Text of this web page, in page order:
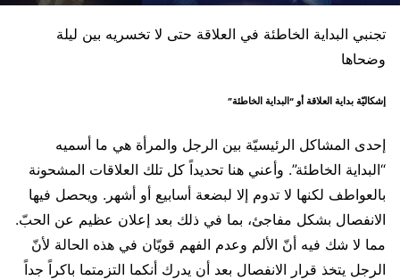
تجنبي البداية الخاطئة في العلاقة حتى لا تخسريه بين ليلة
وضحاها
إشكاليّة بداية العلاقة أو “البداية الخاطئة”
إحدى المشاكل الرئيسيّة بين الرجل والمرأة هي ما أسميه
“البداية الخاطئة”. وأعني هنا تحديداً كل تلك العلاقات المشحونة
بالعواطف لكنها لا تدوم إلا لبضعة أسابيع أو أشهر. ويحصل فيها
الانفصال بشكل مفاجئ، بما في ذلك بعد إعلان عظيم عن الحبّ.
مما لا شك فيه أنّ الألم وعدم الفهم قويّان في هذه الحالة لأنّ
الرجل يتخذ قرار الانفصال بعد أن يدرك أنكما التزمتما باكراً جداً